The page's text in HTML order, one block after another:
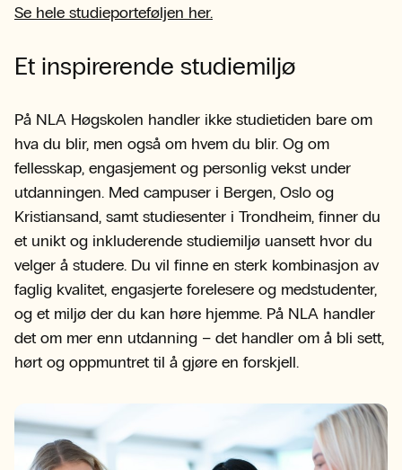
Se hele studieporteføljen her.
Et inspirerende studiemiljø
På NLA Høgskolen handler ikke studietiden bare om
hva du blir, men også om hvem du blir. Og om
fellesskap, engasjement og personlig vekst under
utdanningen. Med campuser i Bergen, Oslo og
Kristiansand, samt studiesenter i Trondheim, finner du
et unikt og inkluderende studiemiljø uansett hvor du
velger å studere. Du vil finne en sterk kombinasjon av
faglig kvalitet, engasjerte forelesere og medstudenter,
og et miljø der du kan høre hjemme. På NLA handler
det om mer enn utdanning – det handler om å bli sett,
hørt og oppmuntret til å gjøre en forskjell.